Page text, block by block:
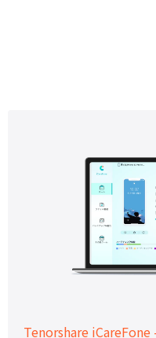
Tenorshare